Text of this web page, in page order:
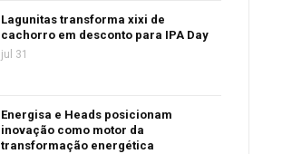
Lagunitas transforma xixi de
cachorro em desconto para IPA Day
jul 31
Energisa e Heads posicionam
inovação como motor da
transformação energética